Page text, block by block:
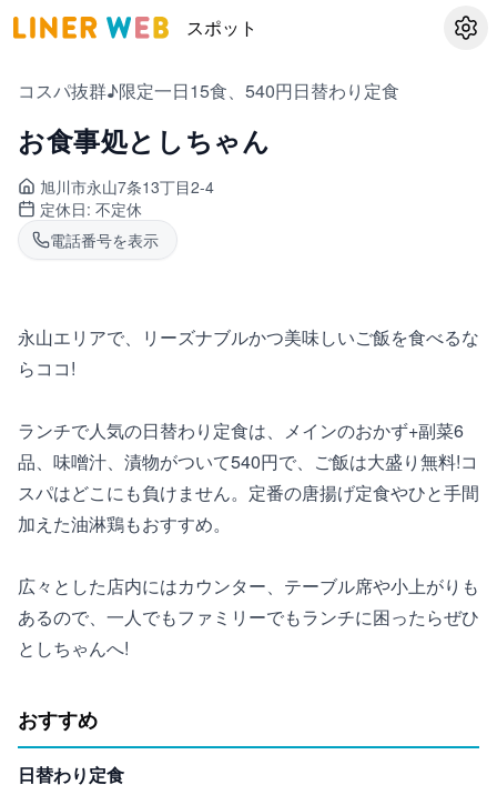
スポット 設定
コスパ抜群♪限定一日15食、540円日替わり定食
お食事処としちゃん
旭川市永山7条13丁目2-4
定休日: 不定休
電話番号を表示
永山エリアで、リーズナブルかつ美味しいご飯を食べるな
らココ!
ランチで人気の日替わり定食は、メインのおかず+副菜6
品、味噌汁、漬物がついて540円で、ご飯は大盛り無料!コ
スパはどこにも負けません。定番の唐揚げ定食やひと手間
加えた油淋鶏もおすすめ。
広々とした店内にはカウンター、テーブル席や小上がりも
あるので、一人でもファミリーでもランチに困ったらぜひ
としちゃんへ!
おすすめ
日替わり定食